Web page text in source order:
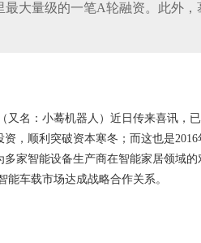
最大量级的一笔A轮融资。此外
又名：小蓦机器人）近日传来喜讯，
资，顺利突破资本寒冬；而这也是
家智能设备生产商在智能家居领域
车载市场达成战略合作关系。